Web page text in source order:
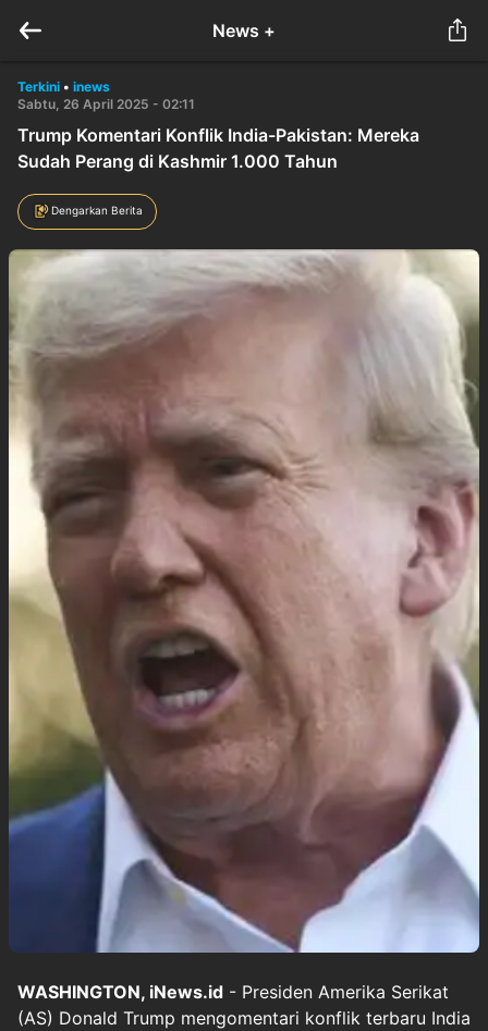
News +
Terkini • inews
Sabtu, 26 April 2025 - 02:11
Trump Komentari Konflik India-Pakistan: Mereka
Sudah Perang di Kashmir 1.000 Tahun
Dengarkan Berita
WASHINGTON, iNews.id - Presiden Amerika Serikat
(AS) Donald Trump mengomentari konflik terbaru India